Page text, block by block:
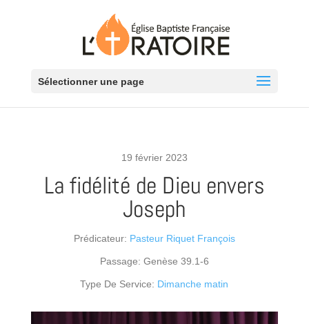
Sélectionner une page
19 février 2023
La fidélité de Dieu envers
Joseph
Prédicateur: Pasteur Riquet François
Passage: Genèse 39.1-6
Type De Service: Dimanche matin